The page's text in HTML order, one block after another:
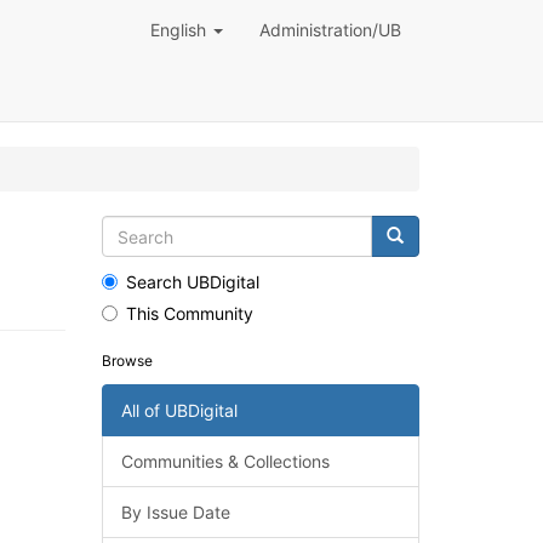
English Administration/UB
Search UBDigital
This Community
Browse
All of UBDigital
Communities & Collections
By Issue Date